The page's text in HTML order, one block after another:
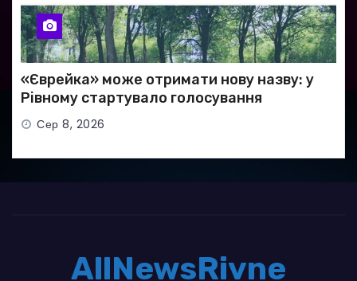
«Єврейка» може отримати нову назву: у
Рівному стартувало голосування
Сер 8, 2026
AllNewsRivne